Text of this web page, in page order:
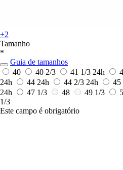
+2
Tamanho
*
Guia de tamanhos
40
40 2/3 41 1/3 24h
24h
44 24h 44 2/3 24h 45
24h
47 1/3 48 49 1/3
1/3
Este campo é obrigatório